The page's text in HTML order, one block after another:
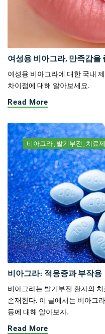
여성용 비아그라, 만족감을
여성용 비아그라에 대한 국내
차이점에 대해 알아보세요.
Read More
비아그라 발기부전 치료제
비아그라: 적응증과 부작용
비아그라는 발기부전 환자의
존재한다. 이 글에서는 비아그
등에 대해 알아보자.
Read More